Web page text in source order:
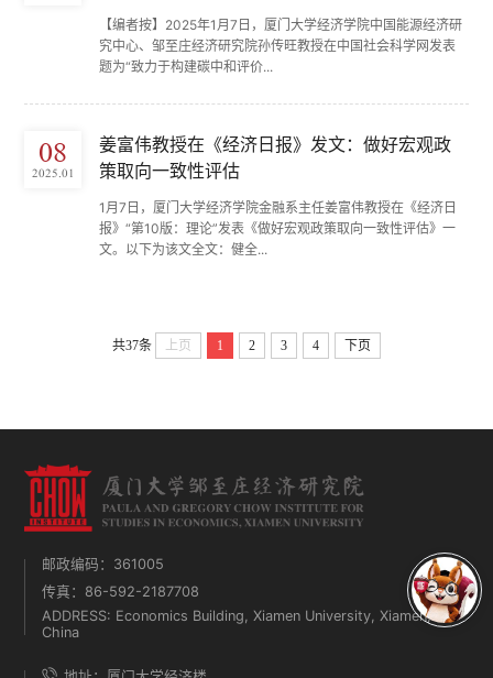
【编者按】2025年1月7日，厦门大学经济学院中国能源经济研
究中心、邹至庄经济研究院孙传旺教授在中国社会科学网发表
题为“致力于构建碳中和评价...
08
2025.01
姜富伟教授在《经济日报》发文：做好宏观政
策取向一致性评估
1月7日，厦门大学经济学院金融系主任姜富伟教授在《经济日
报》“第10版：理论”发表《做好宏观政策取向一致性评估》一
文。以下为该文全文：健全...
共37条 上页 1 2 3 4 下页
邮政编码：361005
传真：86-592-2187708
ADDRESS: Economics Building, Xiamen University, Xiamen,
China